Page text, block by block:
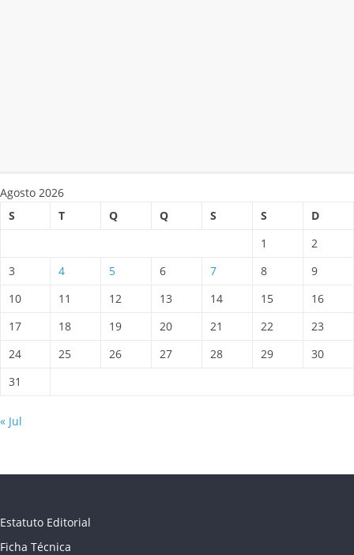
Agosto 2026
S
T Q Q S S
D
1
2
3
4 5 6 7 8
9
10
11 12 13 14 15
16
17
18 19 20 21 22
23
24
25 26 27 28 29
30
31
« Jul
Estatuto Editorial
Ficha Técnica